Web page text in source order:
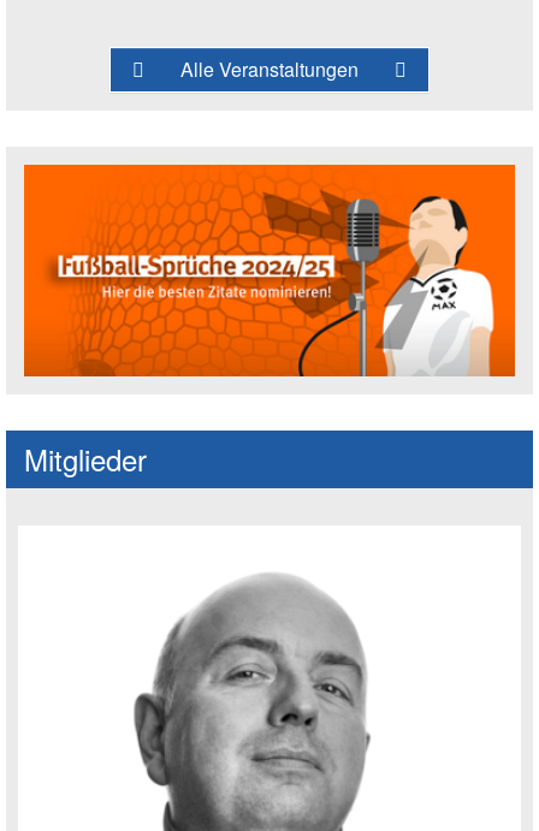
Alle Veranstaltungen
Fußballspruch des Jahres: Spruch
Mitglieder